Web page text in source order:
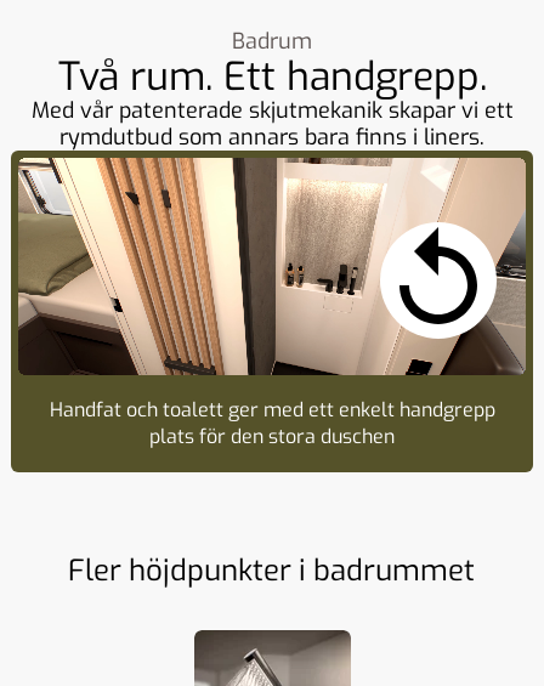
Badrum
Två rum. Ett handgrepp.
Med vår patenterade skjutmekanik skapar vi ett
rymdutbud som annars bara finns i liners.
Handfat och toalett ger med ett enkelt handgrepp
plats för den stora duschen
Fler höjdpunkter i badrummet